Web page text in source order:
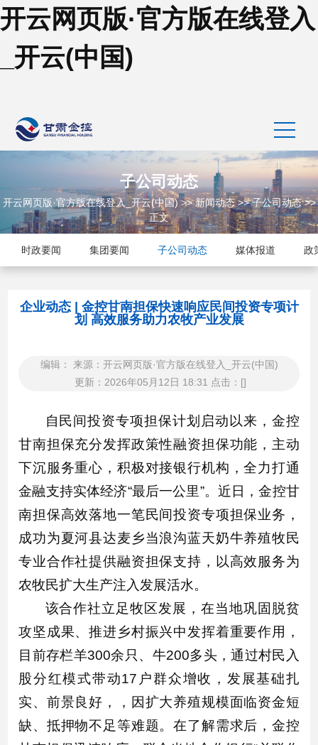
开云网页版·官方版在线登入
_开云(中国)
子公司动态
开云网页版·官方版在线登入_开云(中国)>>新闻动态>>子公司动态>>
正文
时政要闻 集团要闻 子公司动态 媒体报道 政
企业动态 | 金控甘南担保快速响应民间投资专项计
划 高效服务助力农牧产业发展
编辑： 来源：开云网页版·官方版在线登入_开云(中国)
更新：2026年05月12日 18:31 点击：[]
自民间投资专项担保计划启动以来，金控
甘南担保充分发挥政策性融资担保功能，主动
下沉服务重心，积极对接银行机构，全力打通
金融支持实体经济“最后一公里”。近日，金控甘
南担保高效落地一笔民间投资专项担保业务，
成功为夏河县达麦乡当浪沟蓝天奶牛养殖牧民
专业合作社提供融资担保支持，以高效服务为
农牧民扩大生产注入发展活水。
该合作社立足牧区发展，在当地巩固脱贫
攻坚成果、推进乡村振兴中发挥着重要作用，
目前存栏羊300余只、牛200多头，通过村民入
股分红模式带动17户群众增收，发展基础扎
实、前景良好，，因扩大养殖规模面临资金短
缺、抵押物不足等难题。在了解需求后，金控